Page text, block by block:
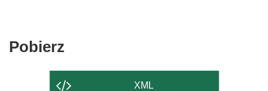
Pobierz
strony
XML